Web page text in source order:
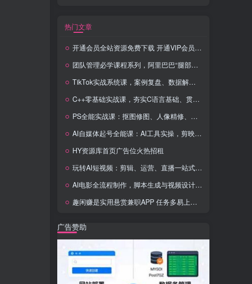
热门文章
开通会员全站资源免费下载 开通VIP会员 HY资源库
团队管理必学课程系列，阿里巴巴“腿部三板斧”
TikTok实战系统课，案例复盘、数据解析、运营执行，从0到1构建千万级电商体系（更新）
C++零基础实战课，夯实C语言基础、贯穿游戏项目、掌握开发思维，学成可挑战月薪15K+岗位
PS全能实战课：抠图修图、人像精修、电商美工，0基础变身设计达人
AI自媒体起号全能课：AI工具实操，剪映技巧，多平台带货，0基础快速变现
HY资源库首页广告位火热招租
玩转AI短视频：剪辑、运营、直播一站式教学，轻松打造流量神话
AI电影全流程制作，脚本生成与视频设计，配音配乐一体化解决方案
趣闲赚是实用悬赏兼职APP 任务多易上手 能提现还可邀友分成
广告赞助